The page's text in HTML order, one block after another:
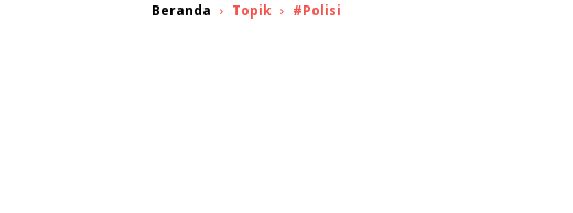
Beranda Topik #Polisi